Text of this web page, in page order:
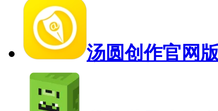
汤圆创作官网